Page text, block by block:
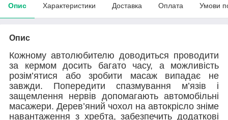
Опис Характеристики Доставка Оплата Умови
Опис
Кожному автолюбителю доводиться проводити
за кермом досить багато часу, а можливість
розім’ятися або зробити масаж випадає не
завжди. Попередити спазмування м’язів і
защемлення нервів допомагають автомобільні
масажери. Дерев’яний чохол на автокрісло зніме
навантаження з хребта, забезпечить додаткові